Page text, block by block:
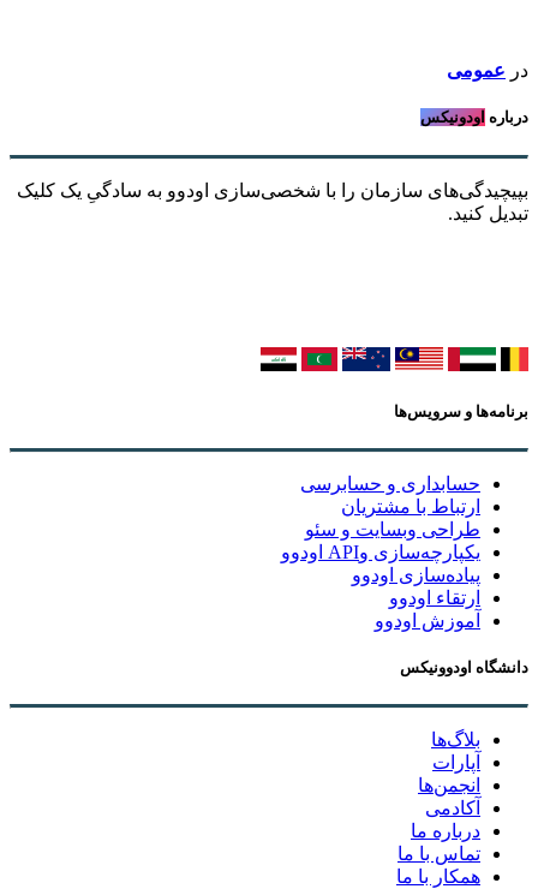
در عمومی
درباره اودونیکس
بپیچیدگی‌های سازمان را با شخصی‌سازی اودوو به سادگیِ یک کلیک
تبدیل کنید.
برنامه‌ها و سرویس‌ها
حسابداری و حسابرسی
ارتباط با مشتریان
طراحی وبسایت و سئو
یکپارچه‌سازی وAPI اودوو
پیاده‌سازی اودوو
ارتقاء اودوو
آموزش اودوو
دانشگاه اودوونیکس
بلاگ‌ها
آپارات
انجمن‌ها
آکادمی
درباره ما
تماس با ما
همکار با ما